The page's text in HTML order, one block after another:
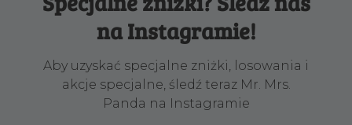
na Instagramie!
Aby uzyskać specjalne zniżki, losowania i
akcje specjalne, śledź teraz Mr. Mrs.
Panda na Instagramie